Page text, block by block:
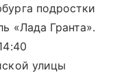
подростки
«Лада Гранта».
улицы